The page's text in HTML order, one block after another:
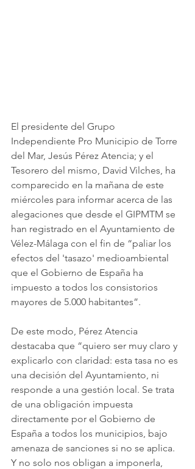
El presidente del Grupo
Independiente Pro Municipio de Torre
del Mar, Jesús Pérez Atencia; y el
Tesorero del mismo, David Vilches, ha
comparecido en la mañana de este
miércoles para informar acerca de las
alegaciones que desde el GIPMTM se
han registrado en el Ayuntamiento de
Vélez-Málaga con el fin de “paliar los
efectos del 'tasazo' medioambiental
que el Gobierno de España ha
impuesto a todos los consistorios
mayores de 5.000 habitantes”.
De este modo, Pérez Atencia
destacaba que “quiero ser muy claro y
explicarlo con claridad: esta tasa no es
una decisión del Ayuntamiento, ni
responde a una gestión local. Se trata
de una obligación impuesta
directamente por el Gobierno de
España a todos los municipios, bajo
amenaza de sanciones si no se aplica.
Y no solo nos obligan a imponerla,